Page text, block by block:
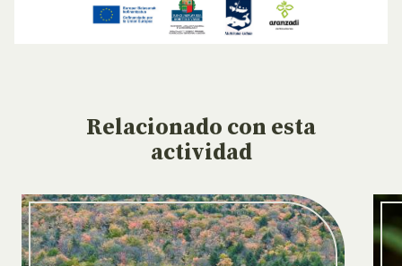
Relacionado con esta
actividad